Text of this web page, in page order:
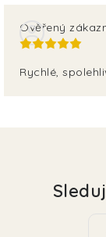
Ověřený
Rychlé,